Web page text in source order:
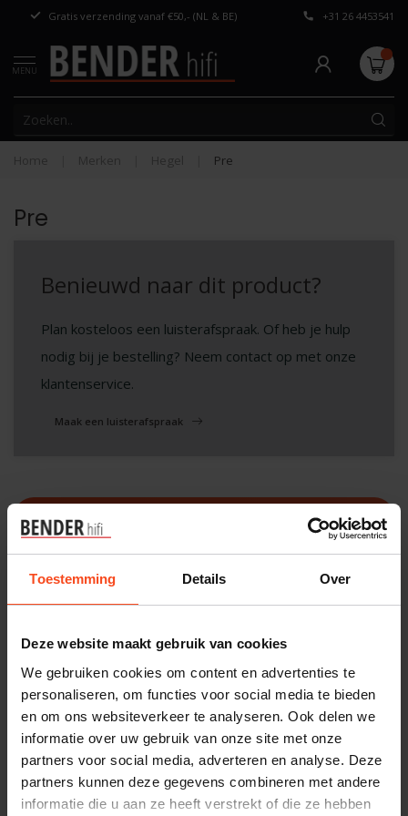
Toestemming Details Over
Deze website maakt gebruik van cookies
We gebruiken cookies om content en advertenties te
personaliseren, om functies voor social media te bieden
en om ons websiteverkeer te analyseren. Ook delen we
informatie over uw gebruik van onze site met onze
partners voor social media, adverteren en analyse. Deze
partners kunnen deze gegevens combineren met andere
informatie die u aan ze heeft verstrekt of die ze hebben
Gratis verzending vanaf €50,- (NL & BE) Persoonlijk
+31 26 4453541
MENU
Home Merken Hegel Pre
Pre
Benieuwd naar dit product?
Plan kosteloos een luisterafspraak. Of heb je hulp
nodig bij je bestelling? Neem contact op met onze
klantenservice.
Maak een luisterafspraak
Hegel Hegel